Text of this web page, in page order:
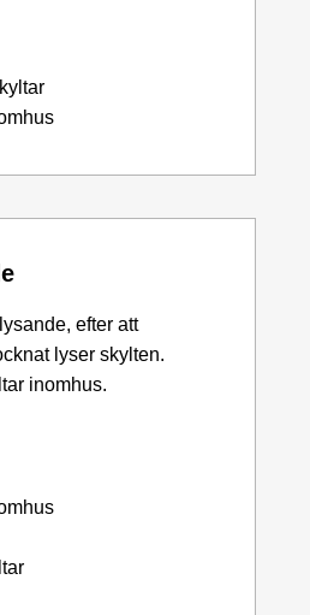
efter att
lyser skylten.
inomhus.